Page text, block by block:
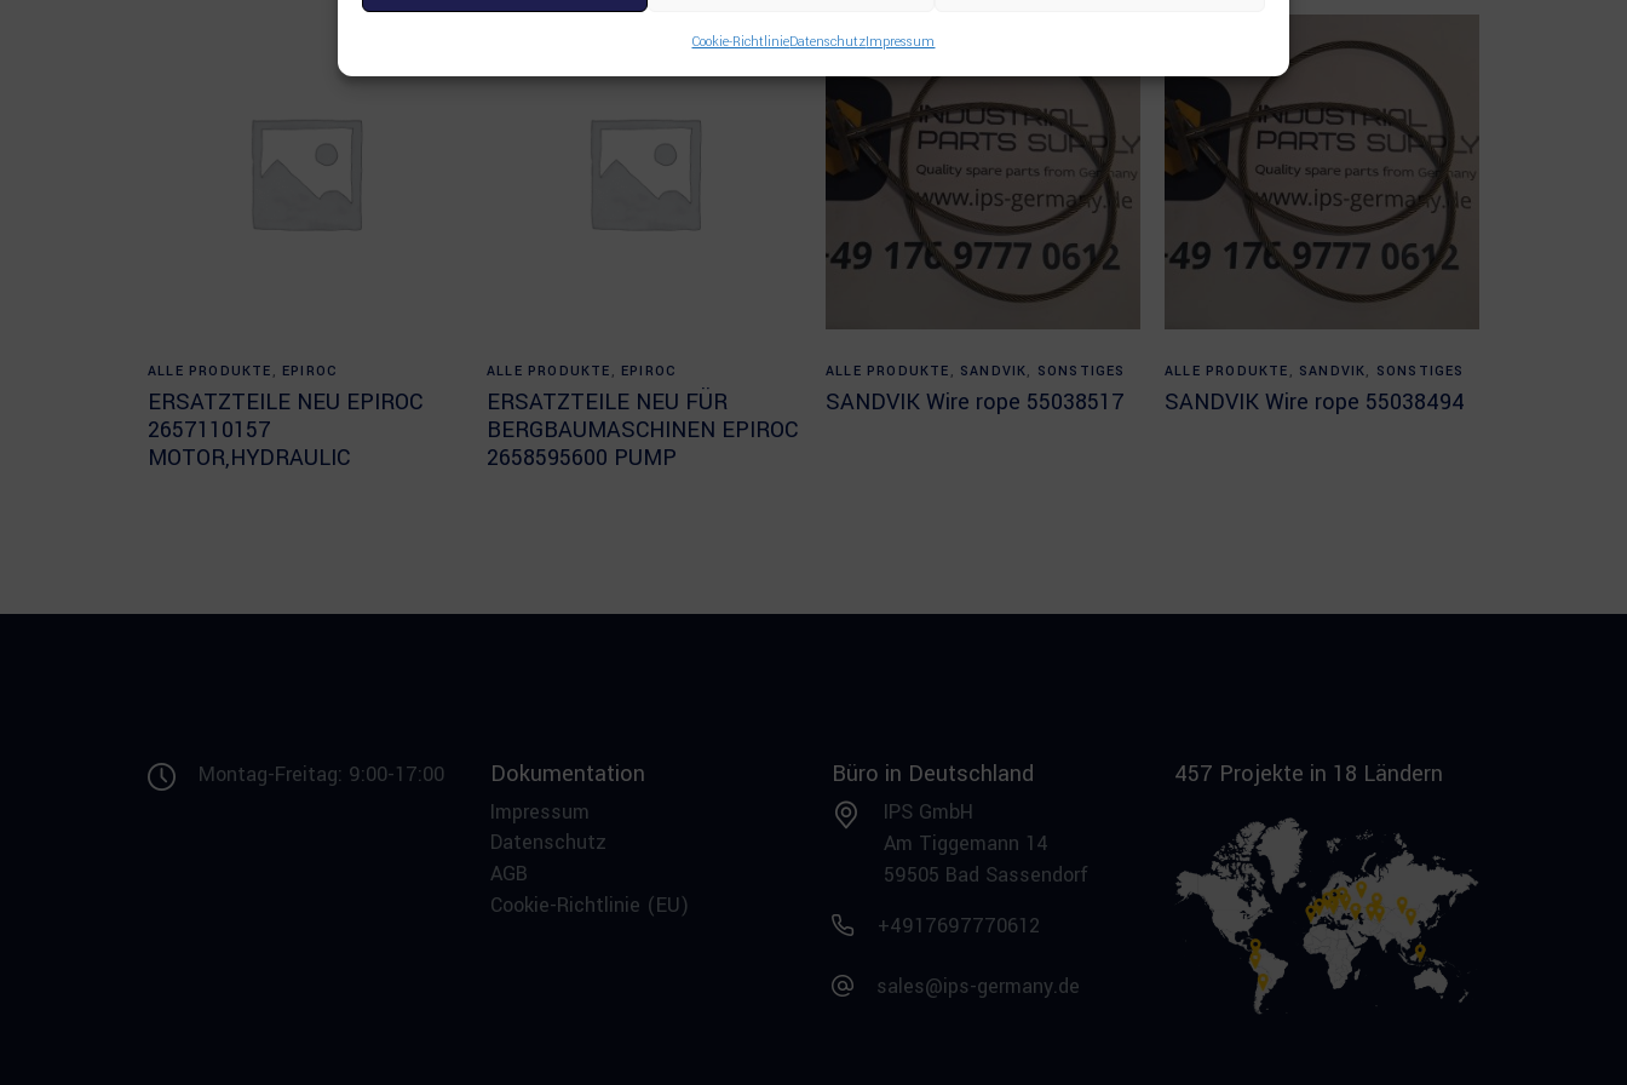
Cookie-RichtlinieDatenschutzImpressum
Read more
ALLE PRODUKTE , EPIROC
ERSATZTEILE NEU EPIROC
2657110157
MOTOR,HYDRAULIC
Read more
ALLE PRODUKTE , EPIROC
ERSATZTEILE NEU FÜR
BERGBAUMASCHINEN EPIROC
2658595600 PUMP
Read more
ALLE PRODUKTE , SANDVIK, SONSTIGES
SANDVIK Wire rope 55038517
Read more
ALLE PRODUKTE , SANDVIK, SONSTIGES
SANDVIK Wire rope 55038494
Montag-Freitag: 9:00-17:00 Dokumentation
Impressum
Datenschutz
AGB
Cookie-Richtlinie (EU)
Büro in Deutschland
IPS GmbH
Am Tiggemann 14
59505 Bad Sassendorf
+4917697770612
sales@ips-germany.de
457 Projekte in 18 Ländern